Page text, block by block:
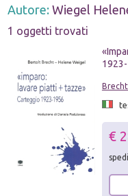
Autore:Wiegel
1 oggetti trovati
€